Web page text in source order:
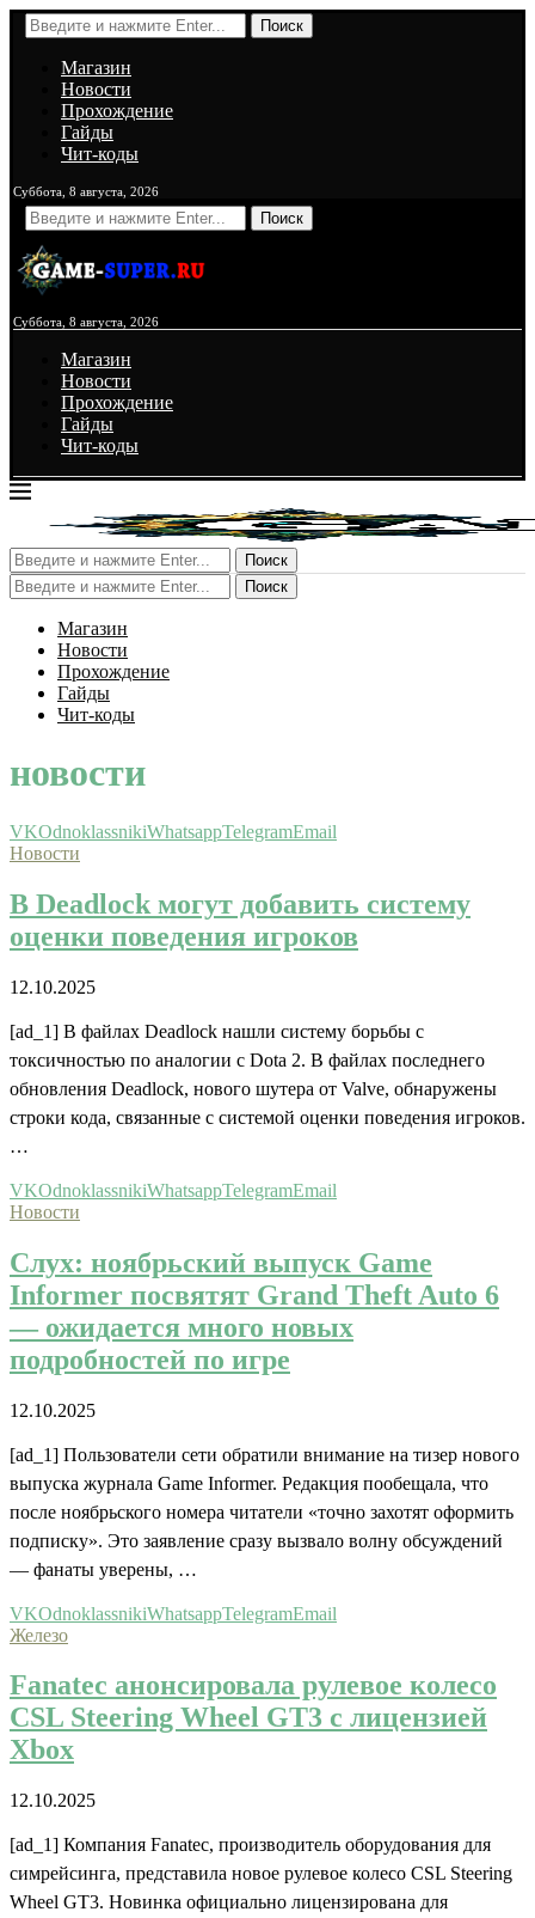
Поиск
Магазин
Новости
Прохождение
Гайды
Чит-коды
Суббота, 8 августа, 2026
Поиск
Суббота, 8 августа, 2026
Магазин
Новости
Прохождение
Гайды
Чит-коды
Поиск
Поиск
Магазин
Новости
Прохождение
Гайды
Чит-коды
новости
VKOdnoklassnikiWhatsappTelegramEmail
Новости
В Deadlock могут добавить систему
оценки поведения игроков
12.10.2025
[ad_1] В файлах Deadlock нашли систему борьбы с
токсичностью по аналогии с Dota 2. В файлах последнего
обновления Deadlock, нового шутера от Valve, обнаружены
строки кода, связанные с системой оценки поведения игроков.
…
VKOdnoklassnikiWhatsappTelegramEmail
Новости
Слух: ноябрьский выпуск Game
Informer посвятят Grand Theft Auto 6
— ожидается много новых
подробностей по игре
12.10.2025
[ad_1] Пользователи сети обратили внимание на тизер нового
выпуска журнала Game Informer. Редакция пообещала, что
после ноябрьского номера читатели «точно захотят оформить
подписку». Это заявление сразу вызвало волну обсуждений
— фанаты уверены, …
VKOdnoklassnikiWhatsappTelegramEmail
Железо
Fanatec анонсировала рулевое колесо
CSL Steering Wheel GT3 с лицензией
Xbox
12.10.2025
[ad_1] Компания Fanatec, производитель оборудования для
симрейсинга, представила новое рулевое колесо CSL Steering
Wheel GT3. Новинка официально лицензирована для